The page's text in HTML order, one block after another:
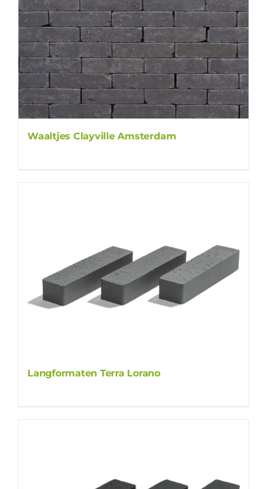
Waaltjes Clayville Amsterdam
Langformaten Terra Lorano